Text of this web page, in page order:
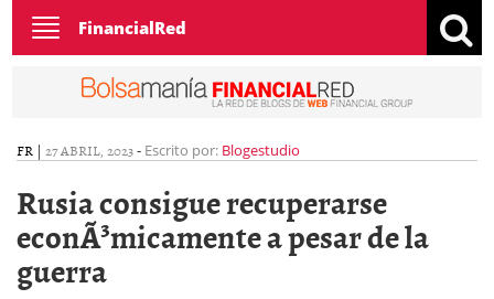
Toggle
navigation
FinancialRed
FR | 27 ABRIL, 2023- Escrito por: Blogestudio
Rusia consigue recuperarse
econÃ³micamente a pesar de la
guerra